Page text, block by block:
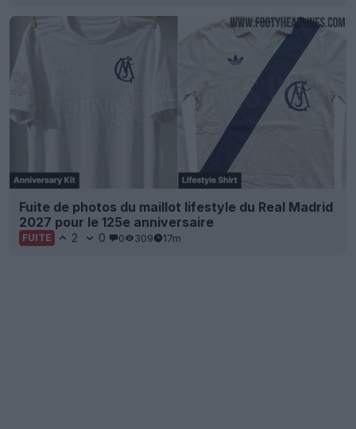
Fuite de photos du maillot lifestyle du Real Madrid
2027 pour le 125e anniversaire
FUITE 2 0 0 309 17m